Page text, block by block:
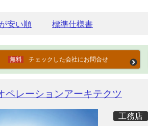
チェックした会社にお問合せ
ペレーションアーキテクツ
工務店